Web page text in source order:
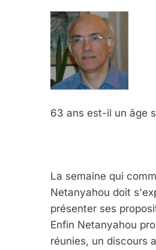
63 ans est-il un âge
La semaine qui
Netanyahou doit
présenter ses
Enfin Netanyahou
réunies, un discours